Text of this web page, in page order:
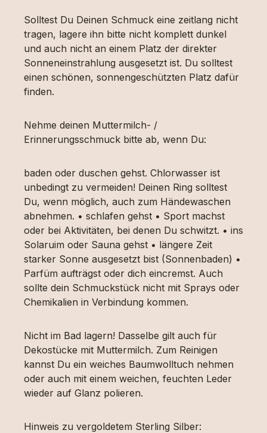
Solltest Du Deinen Schmuck eine zeitlang nicht
tragen, lagere ihn bitte nicht komplett dunkel
und auch nicht an einem Platz der direkter
Sonneneinstrahlung ausgesetzt ist. Du solltest
einen schönen, sonnengeschützten Platz dafür
finden.
Nehme deinen Muttermilch- /
Erinnerungsschmuck bitte ab, wenn Du:
baden oder duschen gehst. Chlorwasser ist
unbedingt zu vermeiden! Deinen Ring solltest
Du, wenn möglich, auch zum Händewaschen
abnehmen. • schlafen gehst • Sport machst
oder bei Aktivitäten, bei denen Du schwitzt. • ins
Solaruim oder Sauna gehst • längere Zeit
starker Sonne ausgesetzt bist (Sonnenbaden) •
Parfüm aufträgst oder dich eincremst. Auch
sollte dein Schmuckstück nicht mit Sprays oder
Chemikalien in Verbindung kommen.
Nicht im Bad lagern! Dasselbe gilt auch für
Dekostücke mit Muttermilch. Zum Reinigen
kannst Du ein weiches Baumwolltuch nehmen
oder auch mit einem weichen, feuchten Leder
wieder auf Glanz polieren.
Hinweis zu vergoldetem Sterling Silber: